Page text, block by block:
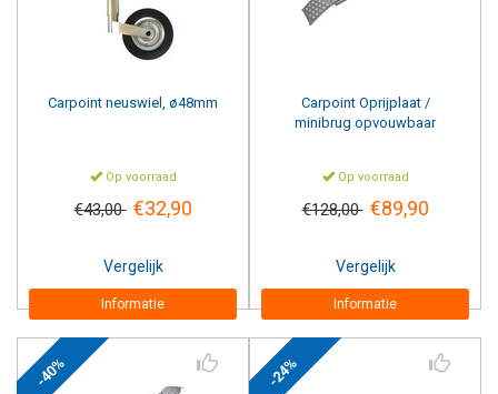
Carpoint neuswiel, ø48mm
Op voorraad
€43,00 €32,90
Vergelijk
Informatie
CarpointOprijplaat /
minibrug opvouwbaar
Op voorraad
€128,00 €89,90
Vergelijk
Informatie
-40% -24%